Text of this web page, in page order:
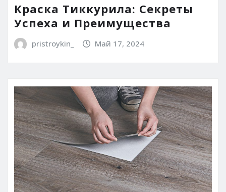
Краска Тиккурила: Секреты
Успеха и Преимущества
pristroykin_ Май 17, 2024